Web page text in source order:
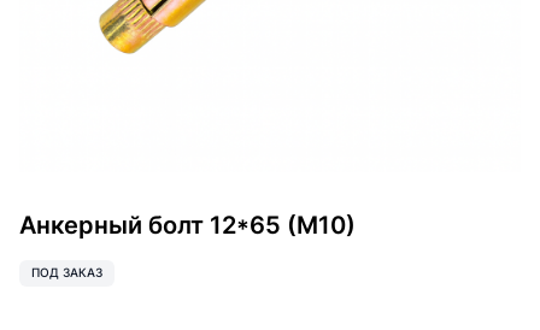
Анкерный болт 12*65 (М10)
ПОД ЗАКАЗ